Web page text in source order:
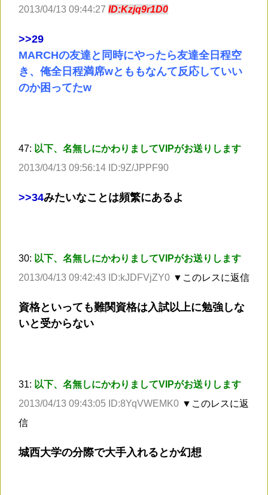
2013/04/13 09:44:27 ID:Kzjq9r1D0
>>29
MARCHの友達と同時にやったら友達全日程空
き、俺全日程満席wとももなんて反応していい
のか困ってたw
47: 以下、名無しにかわりましてVIPがお送りします
2013/04/13 09:56:14 ID:9Z/JPPF90
>>34みたいなことは頻繁にあるよ
30: 以下、名無しにかわりましてVIPがお送りします
2013/04/13 09:42:43 ID:kJDFVjZY0 ▼このレスに返信
資格といっても難関資格は入試以上に勉強しな
いと受からない
31: 以下、名無しにかわりましてVIPがお送りします
2013/04/13 09:43:05 ID:8YqVWEMK0 ▼このレスに返
信
城西大学の分際で大手入れるとか幻想